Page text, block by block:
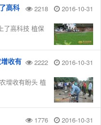
2218 2016-10-31
高科
了高科技 植保
2222 2016-10-31
收有
增收有盼头 植
1776 2016-10-31